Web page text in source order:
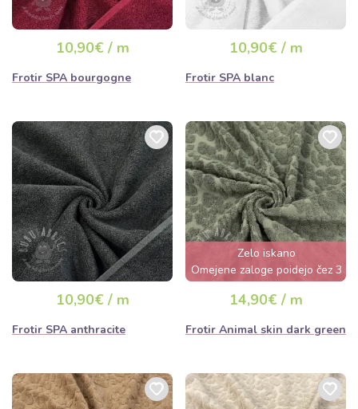
10,90€ / m
Frotir SPA bourgogne
10,90€ / m
Frotir SPA blanc
10,90€ / m
Frotir SPA anthracite
Zelo iskano
Omejene zaloge poidejo čez 3
dni
14,90€ / m
Frotir Animal skin dark green